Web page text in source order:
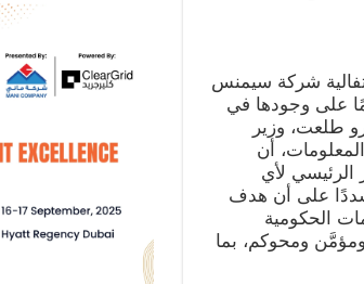
شركة سيمنس
مرور 125 عامًا على وجودها في
طلعت، وزير
المعلومات، أن
الرئيسي لأي
على أن هدف
الحكومية
ومحوكم، بما